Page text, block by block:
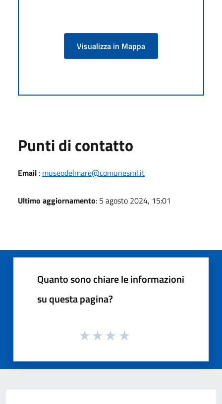
Visualizza in Mappa
Punti di contatto
Email : museodelmare@comunesml.it
Ultimo aggiornamento: 5 agosto 2024, 15:01
Quanto sono chiare le informazioni
su questa pagina?